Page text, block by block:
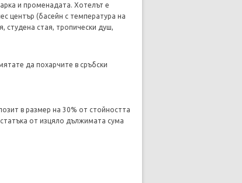
и променадата. Хотелът е
център (басейн с температура на
студена стая, тропически душ,
да похарчите в сръбски
в размер на 30% от стойността
от изцяло дължимата сума